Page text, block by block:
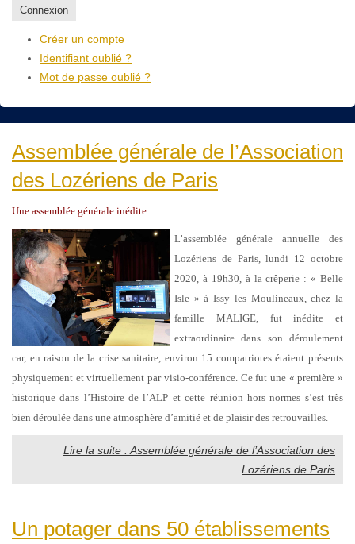
Connexion
Créer un compte
Identifiant oublié ?
Mot de passe oublié ?
Assemblée générale de l’Association
des Lozériens de Paris
Une assemblée générale inédite...
L’assemblée générale annuelle des
Lozériens de Paris, lundi 12 octobre
2020, à 19h30, à la crêperie : « Belle
Isle » à Issy les Moulineaux, chez la
famille MALIGE, fut inédite et
extraordinaire dans son déroulement
car, en raison de la crise sanitaire, environ 15 compatriotes étaient présents
physiquement et virtuellement par visio-conférence. Ce fut une « première »
historique dans l’Histoire de l’ALP et cette réunion hors normes s’est très
bien déroulée dans une atmosphère d’amitié et de plaisir des retrouvailles.
Lire la suite : Assemblée générale de l’Association des
Lozériens de Paris
Un potager dans 50 établissements